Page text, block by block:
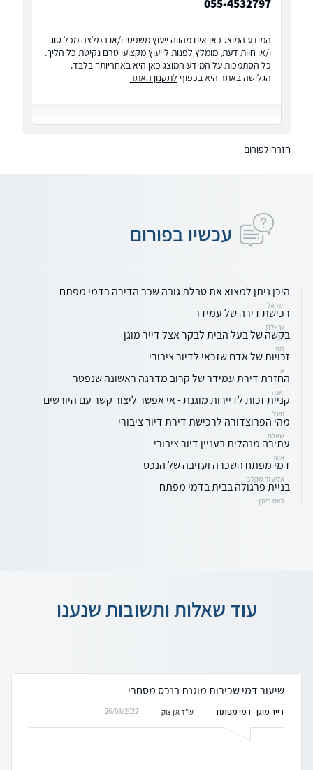
055-4532797
המידע המוצג כאן אינו מהווה ייעוץ משפטי ו/או המלצה מכל סוג
ו/או חוות דעת, מומלץ לפנות לייעוץ מקצועי טרם נקיטת כל הליך.
כל הסתמכות על המידע המוצג כאן היא באחריותך בלבד.
הגלישה באתר היא בכפוף לתקנון האתר
חזרה לפורום
עכשיו בפורום
היכן ניתן למצוא את טבלת גובה שכר הדירה בדמי מפתח
ישראל
רכישת דירה של עמידר
שואלת
בקשה של בעל הבית לבקר אצל דייר מוגן
לוגי
זכויות של אדם שזכאי לדיור ציבורי
א
החזרת דירת עמידר של קרוב מדרגה ראשונה שנפטר
יאנה
קניית זכות לדיירות מוגנת - אי אפשר ליצור קשר עם היורשים
סיגל
מהי הפרוצדורה לרכישת דירת דיור ציבורי
שאלה
עתירה מנהלית בעניין דיור ציבורי
אשר
דמי מפתח השכרה ועזיבה של הנכס
אליעזר מקלב
בניית פרגולה בבית בדמי מפתח
לאה ביטון
עוד שאלות ותשובות שנענו
שיעור דמי שכירות מוגנת בנכס מסחרי
דייר מוגן | דמי מפתח עו"ד און צוק 26/08/2022